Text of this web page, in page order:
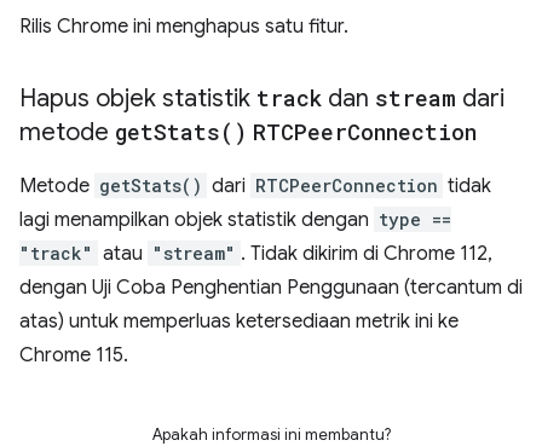
Rilis Chrome ini menghapus satu fitur.
Hapus objek statistik track dan stream dari
metode getStats( ) RTCPeerConnection
Metode getStats() dari RTCPeerConnection tidak
lagi menampilkan objek statistik dengan type ==
"track" atau "stream" . Tidak dikirim di Chrome 112,
dengan Uji Coba Penghentian Penggunaan (tercantum di
atas) untuk memperluas ketersediaan metrik ini ke
Chrome 115.
Apakah informasi ini membantu?